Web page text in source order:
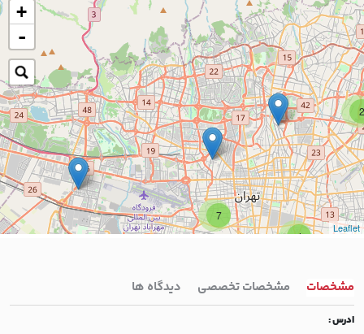
7
2
4
+
-
Leaflet
مشخصات مشخصات تخصصی دیدگاه ها
ادرس :